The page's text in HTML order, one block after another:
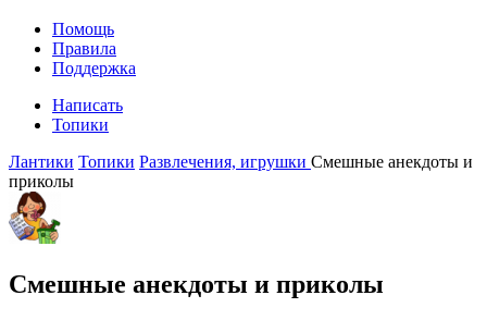
Помощь
Правила
Поддержка
Написать
Топики
Лантики Топики Развлечения, игрушки Смешные анекдоты и
приколы
Смешные анекдоты и приколы